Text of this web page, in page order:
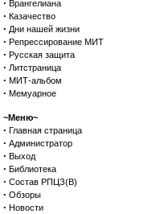
· Врангелиана
· Казачество
· Дни нашей жизни
· Репрессирование МИТ
· Русская защита
· Литстраница
· МИТ-альбом
· Мемуарное
~Меню~
· Главная страница
· Администратор
· Выход
· Библиотека
· Состав РПЦЗ(В)
· Обзоры
· Новости